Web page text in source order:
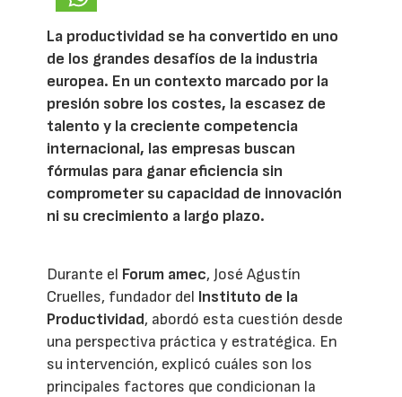
La productividad se ha convertido en uno
de los grandes desafíos de la industria
europea. En un contexto marcado por la
presión sobre los costes, la escasez de
talento y la creciente competencia
internacional, las empresas buscan
fórmulas para ganar eficiencia sin
comprometer su capacidad de innovación
ni su crecimiento a largo plazo.
Durante el Forum amec, José Agustín
Cruelles, fundador del Instituto de la
Productividad, abordó esta cuestión desde
una perspectiva práctica y estratégica. En
su intervención, explicó cuáles son los
principales factores que condicionan la